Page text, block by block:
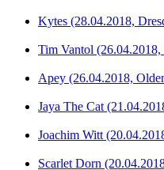
Kytes (28.04.2018,
Tim Vantol
Apey (26.04.2018,
Jaya The Cat
Joachim Witt
Scarlet Dorn